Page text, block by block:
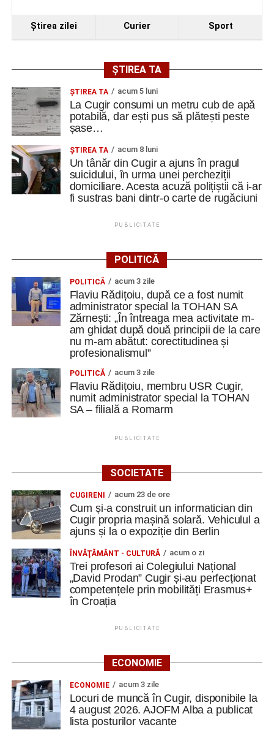
Ştirea zilei Curier Sport
ȘTIREA TA
ȘTIREA TA acum 5 luni
La Cugir consumi un metru cub de apă
potabilă, dar ești pus să plătești peste
șase…
ȘTIREA TA acum 8 luni
Un tânăr din Cugir a ajuns în pragul
suicidului, în urma unei percheziții
domiciliare. Acesta acuză polițiștii că i-ar
fi sustras bani dintr-o carte de rugăciuni
PUBLICITATE
POLITICĂ
POLITICĂ acum 3 zile
Flaviu Rădițoiu, după ce a fost numit
administrator special la TOHAN SA
Zărnești: „În întreaga mea activitate m-
am ghidat după două principii de la care
nu m-am abătut: corectitudinea și
profesionalismul”
POLITICĂ acum 3 zile
Flaviu Rădițoiu, membru USR Cugir,
numit administrator special la TOHAN
SA – filială a Romarm
PUBLICITATE
SOCIETATE
CUGIRENI acum 23 de ore
Cum și-a construit un informatician din
Cugir propria mașină solară. Vehiculul a
ajuns și la o expoziție din Berlin
ÎNVĂŢĂMÂNT - CULTURĂ acum o zi
Trei profesori ai Colegiului Național
„David Prodan” Cugir și-au perfecționat
competențele prin mobilități Erasmus+
în Croația
PUBLICITATE
ECONOMIE
ECONOMIE acum 3 zile
Locuri de muncă în Cugir, disponibile la
4 august 2026. AJOFM Alba a publicat
lista posturilor vacante